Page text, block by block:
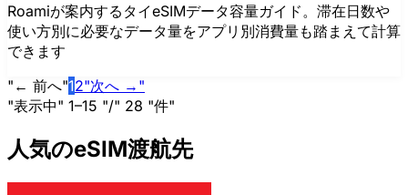
Roamiが案内するタイeSIMデータ容量ガイド。滞在日数や
使い方別に必要なデータ量をアプリ別消費量も踏まえて計算
できます
"← 前へ"12"次へ →"
"表示中" 1–15 "/" 28 "件"
人気のeSIM渡航先